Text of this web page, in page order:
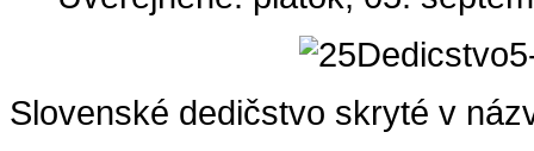
Slovenské dedičstvo skryté v